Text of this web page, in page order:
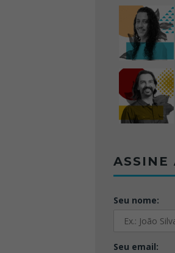
ASSINE
Seu nome:
Seu email: